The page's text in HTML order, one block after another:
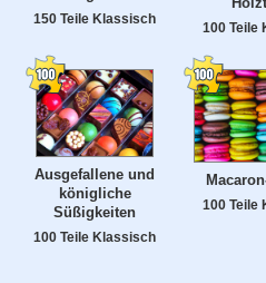
150 Teile Klassisch
100 Teile
Ausgefallene und
königliche
Süßigkeiten
100 Teile Klassisch
100 Teile